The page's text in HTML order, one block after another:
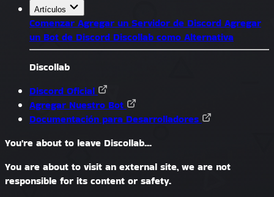
Artículos
Comenzar Agregar un Servidor de Discord Agregar
un Bot de Discord Discollab como Alternativa
Discollab
Discord Oficial
Agregar Nuestro Bot
Documentación para Desarrolladores
You're about to leave Discollab...
You are about to visit an external site, we are not
responsible for its content or safety.